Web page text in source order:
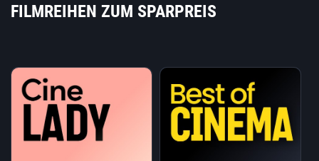
FILMREIHEN ZUM SPARPREIS